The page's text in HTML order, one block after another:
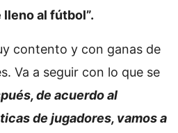
al fútbol”.
contento y con ganas de
Va a seguir con lo que se
de acuerdo al
de jugadores, vamos a